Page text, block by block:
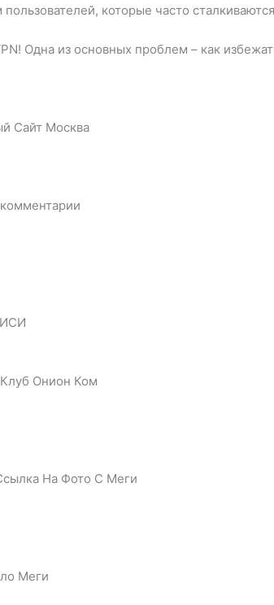
которые часто
Одна из основных проблем – как
Сайт Москва
Онион Ком
На Фото С Меги
Меги